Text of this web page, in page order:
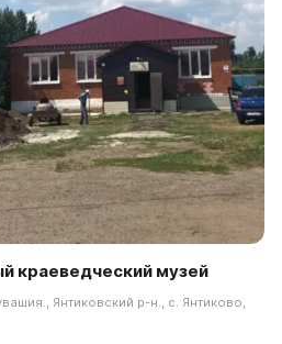
краеведческий музей
Янтиковский р-н., с. Янтиково,